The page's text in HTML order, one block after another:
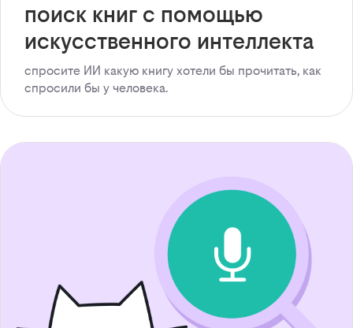
поиск книг с помощью
искусственного интеллекта
спросите ИИ какую книгу хотели бы прочитать, как
спросили бы у человека.